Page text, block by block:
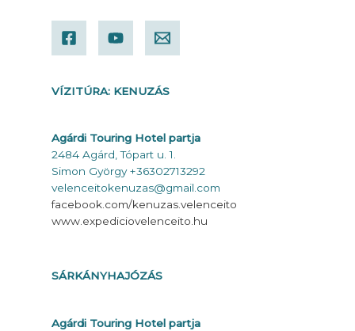
VÍZITÚRA: KENUZÁS
Agárdi Touring Hotel partja
2484 Agárd, Tópart u. 1.
Simon György +36302713292
velenceitokenuzas@gmail.com
facebook.com/kenuzas.velenceito
www.expediciovelenceito.hu
SÁRKÁNYHAJÓZÁS
Agárdi Touring Hotel partja